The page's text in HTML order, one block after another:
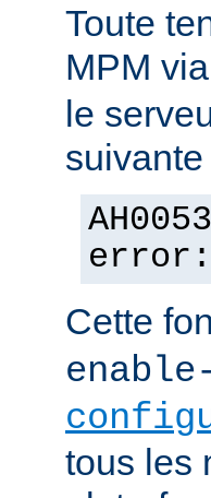
Toute
MPM
le
suivante
error:
Cette
tous les